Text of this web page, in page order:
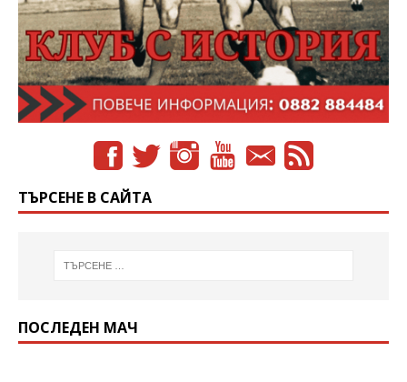
ТЪРСЕНЕ В САЙТА
ПОСЛЕДЕН МАЧ